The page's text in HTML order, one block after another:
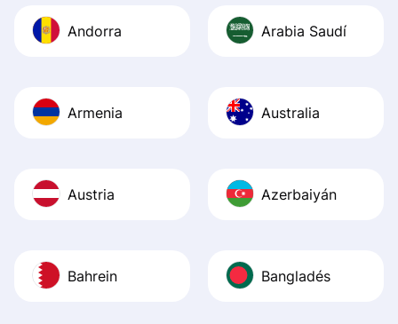
Andorra Arabia Saudí
Armenia Australia
Austria Azerbaiyán
Bahrein Bangladés